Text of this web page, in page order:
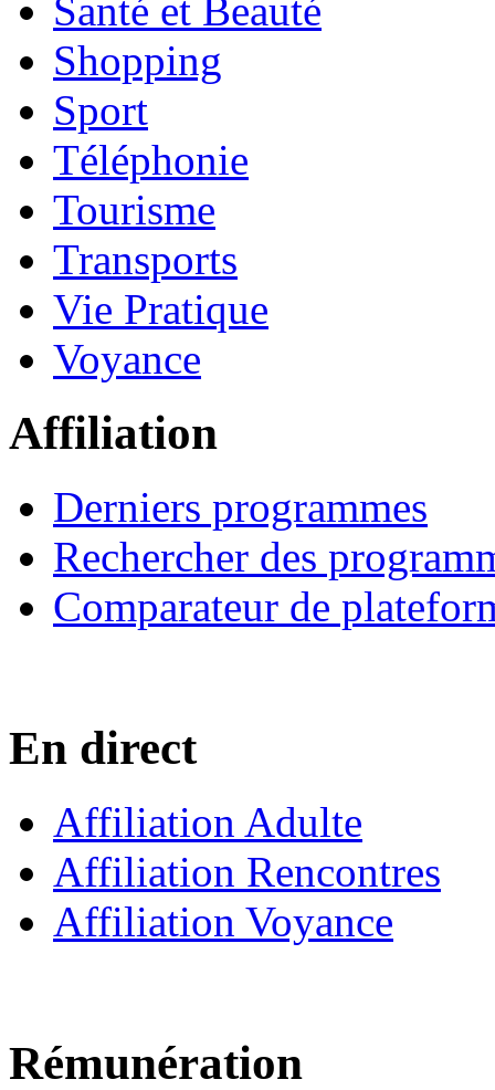
Santé et Beauté
Shopping
Sport
Téléphonie
Tourisme
Transports
Vie Pratique
Voyance
Affiliation
Derniers programmes
Rechercher des
Comparateur de
En direct
Affiliation Adulte
Affiliation Rencontres
Affiliation Voyance
Rémunération